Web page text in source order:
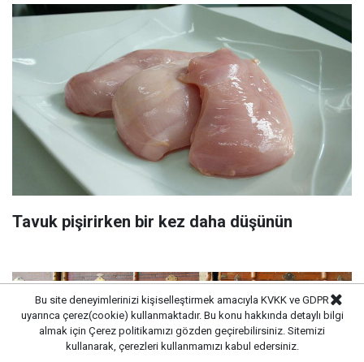
Tavuk pişirirken bir kez daha düşünün
Bu site deneyimlerinizi kişiselleştirmek amacıyla KVKK ve GDPR
uyarınca çerez(cookie) kullanmaktadır. Bu konu hakkında detaylı bilgi
almak için Çerez politikamızı gözden geçirebilirsiniz. Sitemizi
kullanarak, çerezleri kullanmamızı kabul edersiniz.